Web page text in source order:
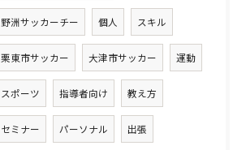
野洲サッカーチー 個人 スキル
栗東市サッカー 大津市サッカー 運動
スポーツ 指導者向け 教え方
セミナー パーソナル 出張